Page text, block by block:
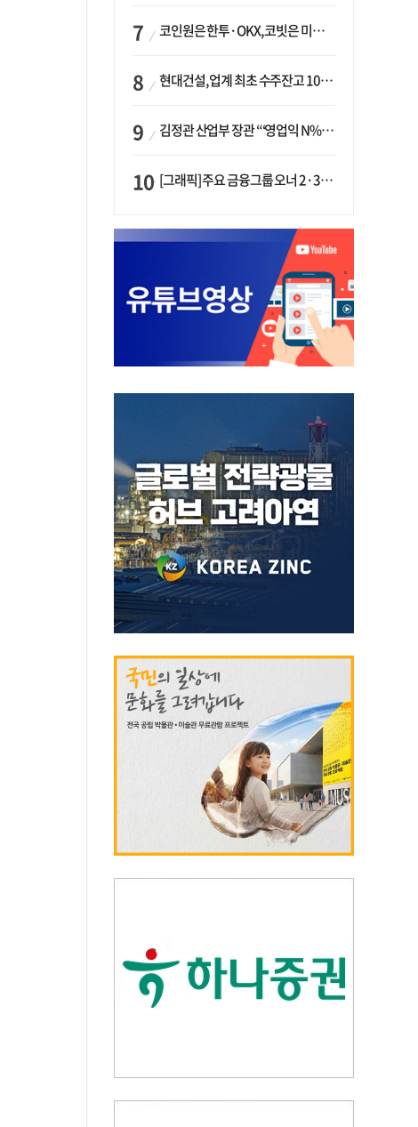
코인원은 한투·OKX, 코빗은 미래에셋…중소 거래소 ‘금융 동맹’ 승부수
현대건설, 업계 최초 수주잔고 100조 돌파…하반기 ‘원전’ 수주 드라이브
김정관 산업부 장관 “‘영업익 N% 성과급’ 지급 반대…주주·투자자 이익 반해”
[그래픽] 주요 금융그룹 오너 2·3세 현황